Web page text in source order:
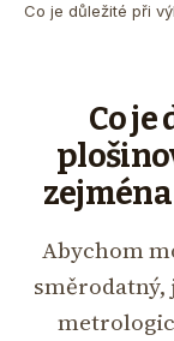
Co je důležité při
Co
Abychom
směrodatný,